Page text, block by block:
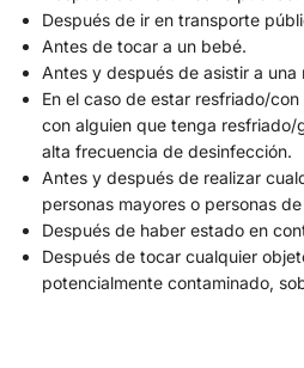
Después de ir en transporte
Antes de tocar a un bebé.
Antes y después de asistir a una
En el caso de estar resfriado/
con alguien que tenga resfriado/
alta frecuencia de desinfección.
Antes y después de realizar
personas mayores o personas
Después de haber estado en
Después de tocar cualquier
potencialmente contaminado,